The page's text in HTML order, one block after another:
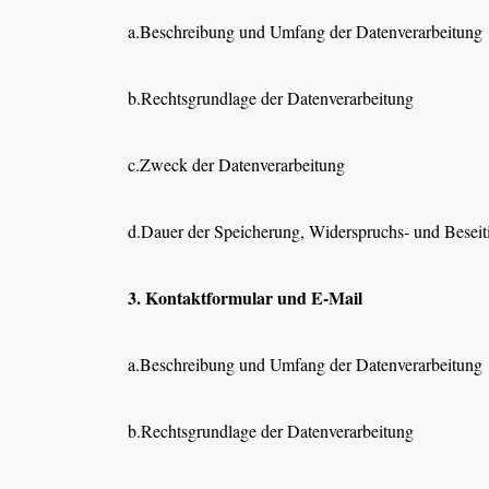
a.Beschreibung und Umfang der Datenverarbeitung
b.Rechtsgrundlage der Datenverarbeitung
c.Zweck der Datenverarbeitung
d.Dauer der Speicherung, Widerspruchs- und
3. Kontaktformular und E-Mail
a.Beschreibung und Umfang der Datenverarbeitung
b.Rechtsgrundlage der Datenverarbeitung